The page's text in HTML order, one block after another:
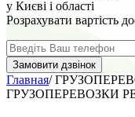
у Києві і області
Розрахувати вартість
Главная/
ГРУЗОПЕРЕВОЗКИ